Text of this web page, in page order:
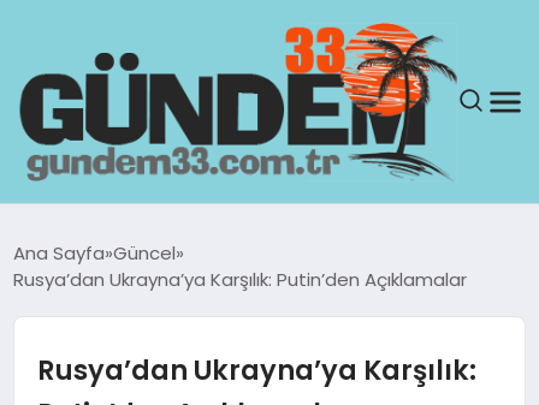
GÜNDEM
YAŞAM
Ana Sayfa Güncel
Rusya’dan Ukrayna’ya Karşılık: Putin’den Açıklamalar
Rusya’dan Ukrayna’ya Karşılık: